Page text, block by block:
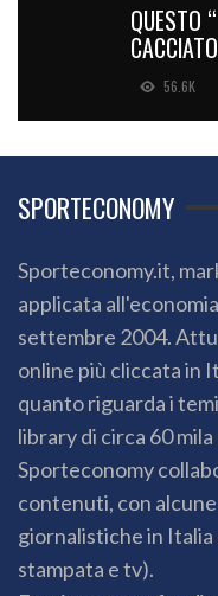
QUESTO
56.6K
SPORTECONOMY
Sporteconomy.it,
applicata
settembre 2004.
online più cliccata in
quanto riguarda i
library di circa 60 mila
Sporteconomy
contenuti, con
giornalistiche in Italia
stampata e tv).